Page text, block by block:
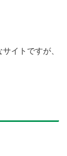
イトですが、